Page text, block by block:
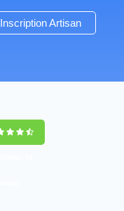
Inscription Artisan